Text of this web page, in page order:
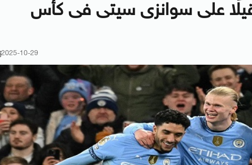
على سوانزى سيتى فى كأس
2025-10-29